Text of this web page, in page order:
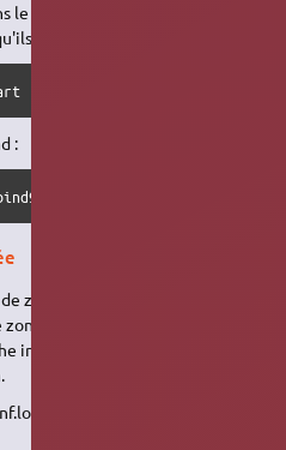
le fichier de zone effectués, il
prennent effet:
:
zone est configuré et que les
de recherche inversée est
inversée permet au
etajouter les lignes